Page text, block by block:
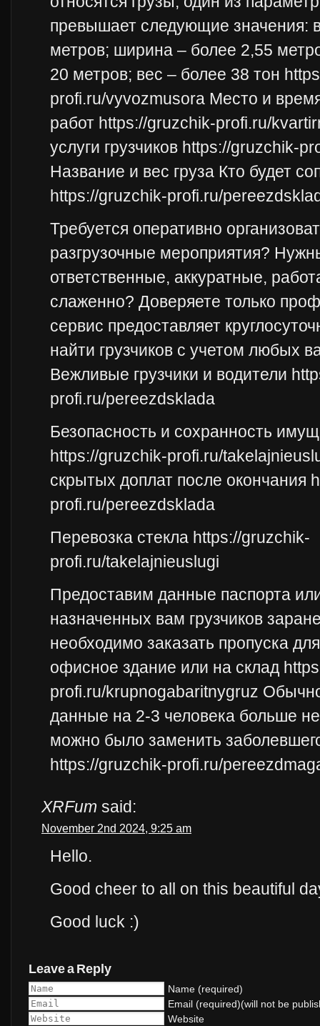
превышает следующие значения:
метров; ширина – более 2,55
20 метров; вес – более 38 тон
profi.ru/vyvozmusora Место и
работ https://gruzchik-profi.ru/
услуги грузчиков https://gruzchik-
Название и вес груза Кто будет
https://gruzchik-profi.ru/
Требуется оперативно
разгрузочные мероприятия?
ответственные, аккуратные,
слаженно? Доверяете только
сервис предоставляет
найти грузчиков с учетом любых
Вежливые грузчики и водители
profi.ru/pereezdsklada
Безопасность и сохранность
https://gruzchik-profi.ru/
скрытых доплат после окончания
profi.ru/pereezdsklada
Перевозка стекла https://gruzchik-
profi.ru/takelajnieuslugi
Предоставим данные паспорта
назначенных вам грузчиков
необходимо заказать пропуска
офисное здание или на склад
profi.ru/krupnogabaritnygruz
данные на 2-3 человека больше
можно было заменить
https://gruzchik-profi.ru/
XRFum said:
November 2nd 2024, 9:25 am
Hello.
Good cheer to all on this beautiful
Good luck :)
Leave a Reply
Name (required)
Email (required)(will not be
Website